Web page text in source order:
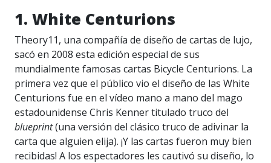
1. White Centurions
Theory11, una compañía de diseño de cartas de lujo,
sacó en 2008 esta edición especial de sus
mundialmente famosas cartas Bicycle Centurions. La
primera vez que el público vio el diseño de las White
Centurions fue en el vídeo mano a mano del mago
estadounidense Chris Kenner titulado truco del
blueprint(una versión del clásico truco de adivinar la
carta que alguien elija). ¡Y las cartas fueron muy bien
recibidas! A los espectadores les cautivó su diseño, lo